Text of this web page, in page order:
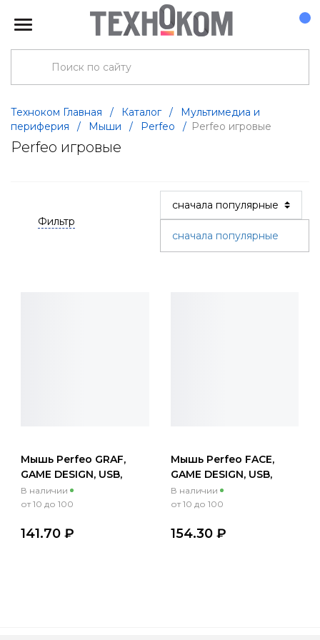
Техноком Главная / Каталог /
Мультимедиа и
периферия
/ Мыши / Perfeo / Perfeo игровые
Perfeo игровые
Фильтр
сначала популярные
Мышь Perfeo GRAF,
GAME DESIGN, USB,
подсвет.7цв.,пров.,опт.,3кн.,
1000dpi, черный
В наличии
от 10 до 100
141.70 ₽
Мышь Perfeo FACE,
GAME DESIGN, USB,
1000dpi, черный
В наличии
от 10 до 100
154.30 ₽